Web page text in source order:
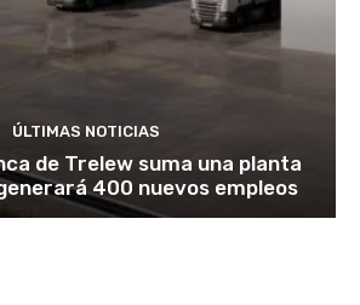
ÚLTIMAS NOTICIAS
de Trelew suma una planta
400 nuevos empleos